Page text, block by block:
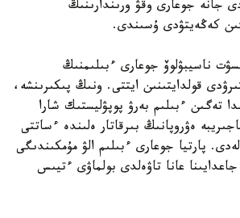
جانە جوعارى وقۋ ورىندارىنىڭ
كەڭەيتۋدى ۇسىندى.
ناسيبۋلوۆ جوعارى ءبىلىمنىڭ
قولدايتىنىن ايتتى. ونىڭ پىكىرىنشە،
تەگىن ءبىلىم بەرۋ پوپۋليستىك شارا
ەۋروپانىڭ بىرقاتار ەلىندە ءساتتى
پارتيا جوعارى ءبىلىم الۋ مۇمكىندىگى
عانا تاۋەلدى بولماۋى ءتيىس